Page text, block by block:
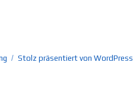
Stolz präsentiert von WordPress